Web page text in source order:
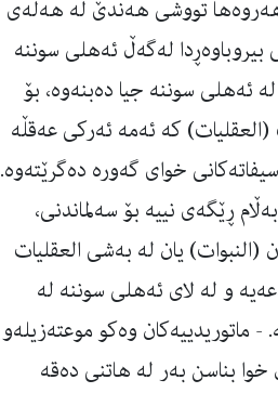
هه‌روه‌ها تووشی هه‌ندێ له‌ هه‌ڵه‌ی
بیروباوه‌ڕدا له‌گه‌ڵ ئه‌هلی سوننه‌
ئه‌هلی سوننه‌ جیا ده‌بنه‌وه‌، بۆ
(العقلیات) كه‌ ئه‌مه‌ ئه‌ركی عه‌قڵه‌
خوای گه‌وره‌ ده‌گرێته‌وه‌.
ڕێگه‌ی نییه‌ بۆ سه‌لماندنی،
(النبوات) یان له‌ به‌شی العقلیات
و له‌ لای ئه‌هلی سوننه‌ له‌
ماتوریدییه‌كان وه‌كو موعته‌زیله‌و
بناسن به‌ر له‌ هاتنی ده‌قه‌